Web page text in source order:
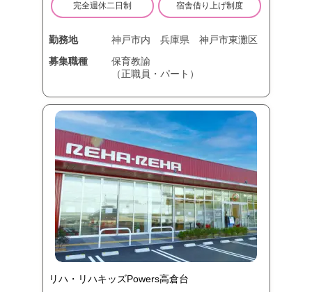
完全週休二日制 宿舎借り上げ制度
勤務地 神戸市内 兵庫県
神戸市東灘区
募集職種
保育教諭
（正職員・パート）
リハ・リハキッズPowers高倉台